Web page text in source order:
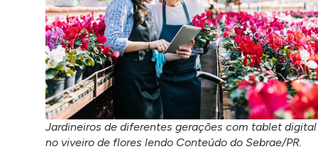
Jardineiros de diferentes gerações com tablet digital
no viveiro de flores lendo Conteúdo do Sebrae/PR.